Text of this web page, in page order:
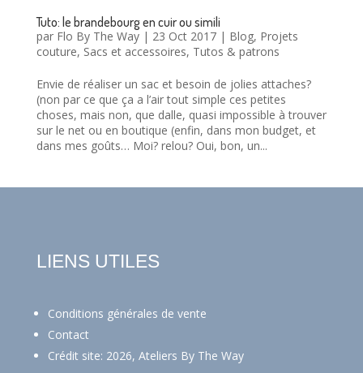
Tuto: le brandebourg en cuir ou simili
par Flo By The Way| 23 Oct 2017| Blog, Projets
couture, Sacs et accessoires, Tutos & patrons
Envie de réaliser un sac et besoin de jolies attaches?
(non par ce que ça a l’air tout simple ces petites
choses, mais non, que dalle, quasi impossible à trouver
sur le net ou en boutique (enfin, dans mon budget, et
dans mes goûts… Moi? relou? Oui, bon, un...
LIENS UTILES
Conditions générales de vente
Contact
Crédit site: 2026, Ateliers By The Way